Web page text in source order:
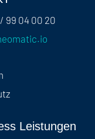
99 04 00 20
Leistungen